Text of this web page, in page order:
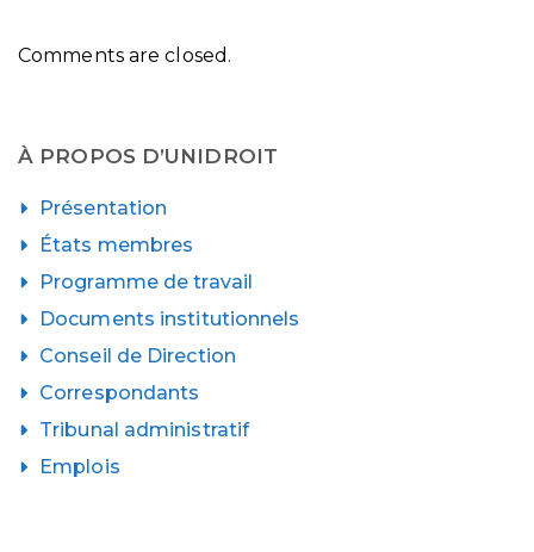
Comments are closed.
À PROPOS D’UNIDROIT
Présentation
États membres
Programme de travail
Documents institutionnels
Conseil de Direction
Correspondants
Tribunal administratif
Emplois